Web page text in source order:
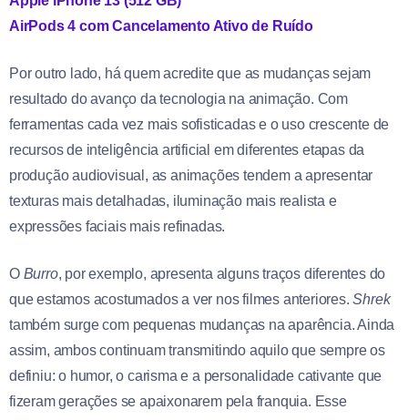
AirPods 4 com Cancelamento Ativo de Ruído
Por outro lado, há quem acredite que as mudanças sejam
resultado do avanço da tecnologia na animação. Com
ferramentas cada vez mais sofisticadas e o uso crescente de
recursos de inteligência artificial em diferentes etapas da
produção audiovisual, as animações tendem a apresentar
texturas mais detalhadas, iluminação mais realista e
expressões faciais mais refinadas.
O Burro, por exemplo, apresenta alguns traços diferentes do
que estamos acostumados a ver nos filmes anteriores.Shrek
também surge com pequenas mudanças na aparência. Ainda
assim, ambos continuam transmitindo aquilo que sempre os
definiu: o humor, o carisma e a personalidade cativante que
fizeram gerações se apaixonarem pela franquia. Esse